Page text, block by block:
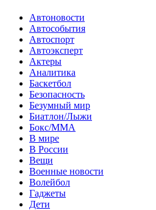
Автоновости
Автособытия
Автоспорт
Автоэксперт
Актеры
Аналитика
Баскетбол
Безопасность
Безумный мир
Биатлон/Лыжи
Бокс/MMA
В мире
В России
Вещи
Военные новости
Волейбол
Гаджеты
Дети